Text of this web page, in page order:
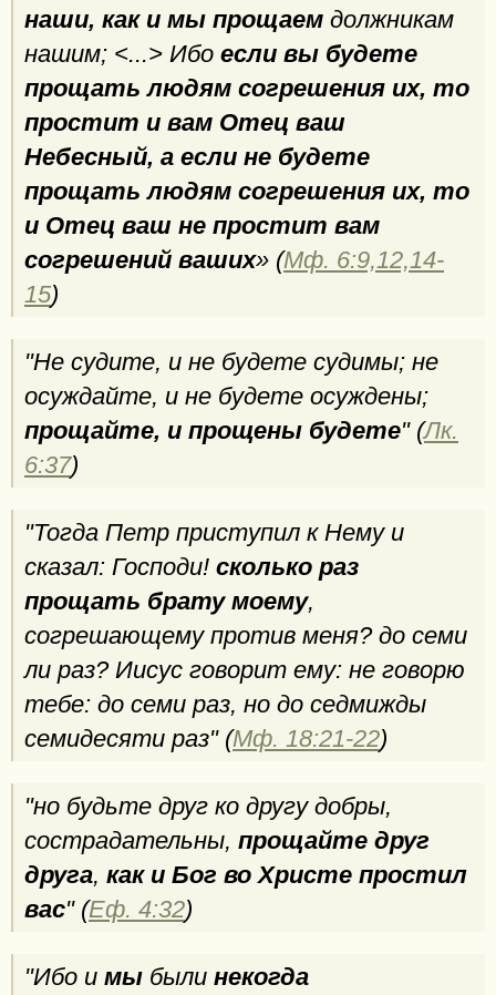
наши, как и мы прощаем должникам
нашим; <...> Ибо если вы будете
прощать людям согрешения их, то
простит и вам Отец ваш
Небесный, а если не будете
прощать людям согрешения их, то
и Отец ваш не простит вам
согрешений ваших» (Мф. 6:9,12,14-
15)
"Не судите, и не будете судимы; не
осуждайте, и не будете осуждены;
прощайте, и прощены будете" (Лк.
6:37)
"Тогда Петр приступил к Нему и
сказал: Господи! сколько раз
прощать брату моему,
согрешающему против меня? до семи
ли раз? Иисус говорит ему: не говорю
тебе: до семи раз, но до седмижды
семидесяти раз" (Мф. 18:21-22)
"но будьте друг ко другу добры,
сострадательны, прощайте друг
друга, как и Бог во Христе простил
вас" (Еф. 4:32)
"Ибо и мы были некогда